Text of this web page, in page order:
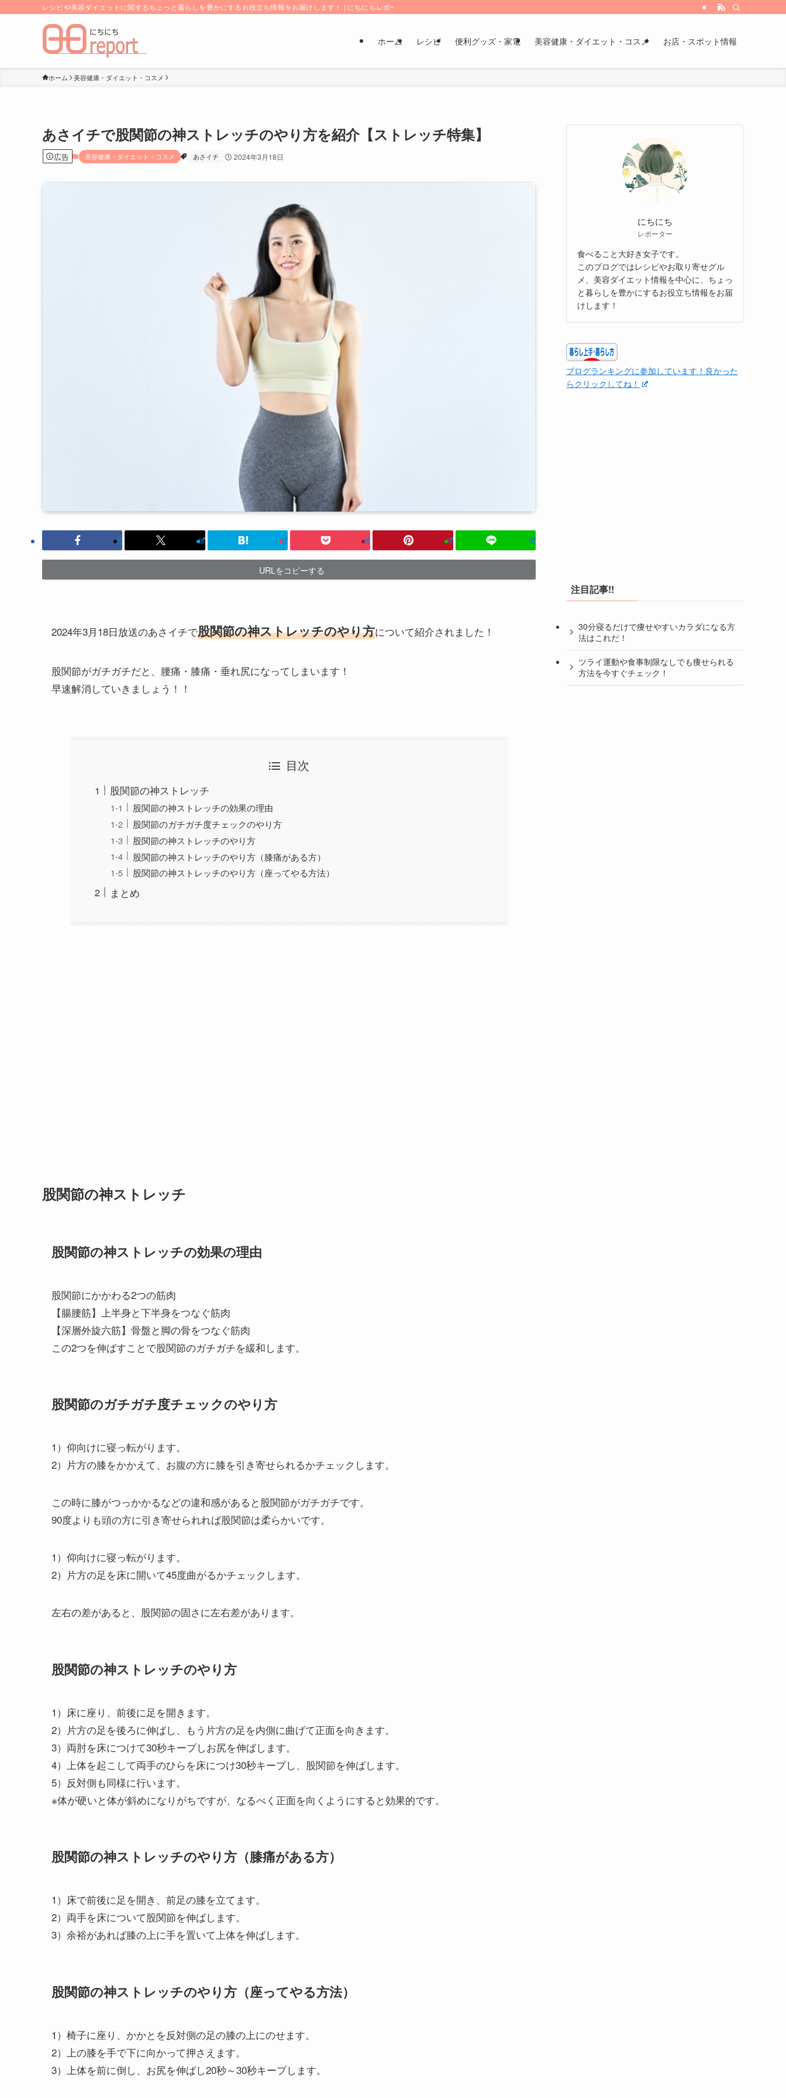
レシピや美容ダイエットに関するちょっと暮らしを豊かにするお役立ち情報をお届けします！ | にちにちレポート
ホーム レシピ 便利グッズ・家電 美容健康・ダイエット・コスメ お店・スポット情報
ホーム 美容健康・ダイエット・コスメ
あさイチで股関節の神ストレッチのやり方を紹介【ストレッチ特集】
広告 美容健康・ダイエット・コスメ あさイチ 2024年3月18日
URLをコピーする
2024年3月18日放送のあさイチで股関節の神ストレッチのやり方について紹介されました！
股関節がガチガチだと、腰痛・膝痛・垂れ尻になってしまいます！
早速解消していきましょう！！
目次
股関節の神ストレッチ
股関節の神ストレッチの効果の理由
股関節のガチガチ度チェックのやり方
股関節の神ストレッチのやり方
股関節の神ストレッチのやり方（膝痛がある方）
股関節の神ストレッチのやり方（座ってやる方法）
まとめ
股関節の神ストレッチ
股関節の神ストレッチの効果の理由
股関節にかかわる2つの筋肉
【腸腰筋】上半身と下半身をつなぐ筋肉
【深層外旋六筋】骨盤と脚の骨をつなぐ筋肉
この2つを伸ばすことで股関節のガチガチを緩和します。
股関節のガチガチ度チェックのやり方
1）仰向けに寝っ転がります。
2）片方の膝をかかえて、お腹の方に膝を引き寄せられるかチェックします。
この時に膝がつっかかるなどの違和感があると股関節がガチガチです。
90度よりも頭の方に引き寄せられれば股関節は柔らかいです。
1）仰向けに寝っ転がります。
2）片方の足を床に開いて45度曲がるかチェックします。
左右の差があると、股関節の固さに左右差があります。
股関節の神ストレッチのやり方
1）床に座り、前後に足を開きます。
2）片方の足を後ろに伸ばし、もう片方の足を内側に曲げて正面を向きます。
3）両肘を床につけて30秒キープしお尻を伸ばします。
4）上体を起こして両手のひらを床につけ30秒キープし、股関節を伸ばします。
5）反対側も同様に行います。
※体が硬いと体が斜めになりがちですが、なるべく正面を向くようにすると効果的です。
股関節の神ストレッチのやり方（膝痛がある方）
1）床で前後に足を開き、前足の膝を立てます。
2）両手を床について股関節を伸ばします。
3）余裕があれば膝の上に手を置いて上体を伸ばします。
股関節の神ストレッチのやり方（座ってやる方法）
1）椅子に座り、かかとを反対側の足の膝の上にのせます。
2）上の膝を手で下に向かって押さえます。
3）上体を前に倒し、お尻を伸ばし20秒～30秒キープします。
にちにち
レポーター
食べること大好き女子です。
このブログではレシピやお取り寄せグル
メ、美容ダイエット情報を中心に、ちょっ
と暮らしを豊かにするお役立ち情報をお届
けします！
ブログランキングに参加しています！良かった
らクリックしてね！
注目記事!!
30分寝るだけで痩せやすいカラダになる方
法はこれだ！
ツライ運動や食事制限なしでも痩せられる
方法を今すぐチェック！